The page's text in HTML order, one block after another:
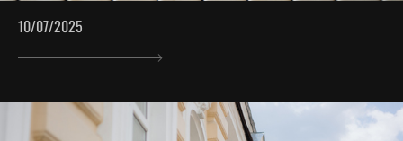
10/07/2025